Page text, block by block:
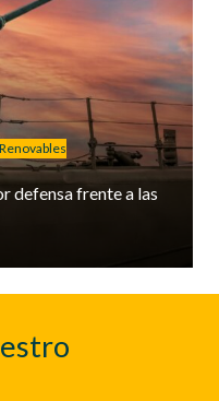
defensa frente a las